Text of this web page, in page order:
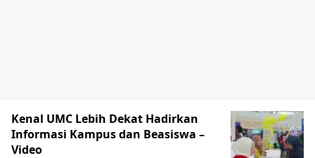
Kenal UMC Lebih Dekat Hadirkan
Informasi Kampus dan Beasiswa –
Video